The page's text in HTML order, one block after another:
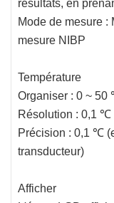
résultats, en
Mode de mesure :
mesure NIBP
Température
Organiser : 0 ~
Résolution : 0,1 ℃
Précision : 0,1 ℃
transducteur)
Afficher